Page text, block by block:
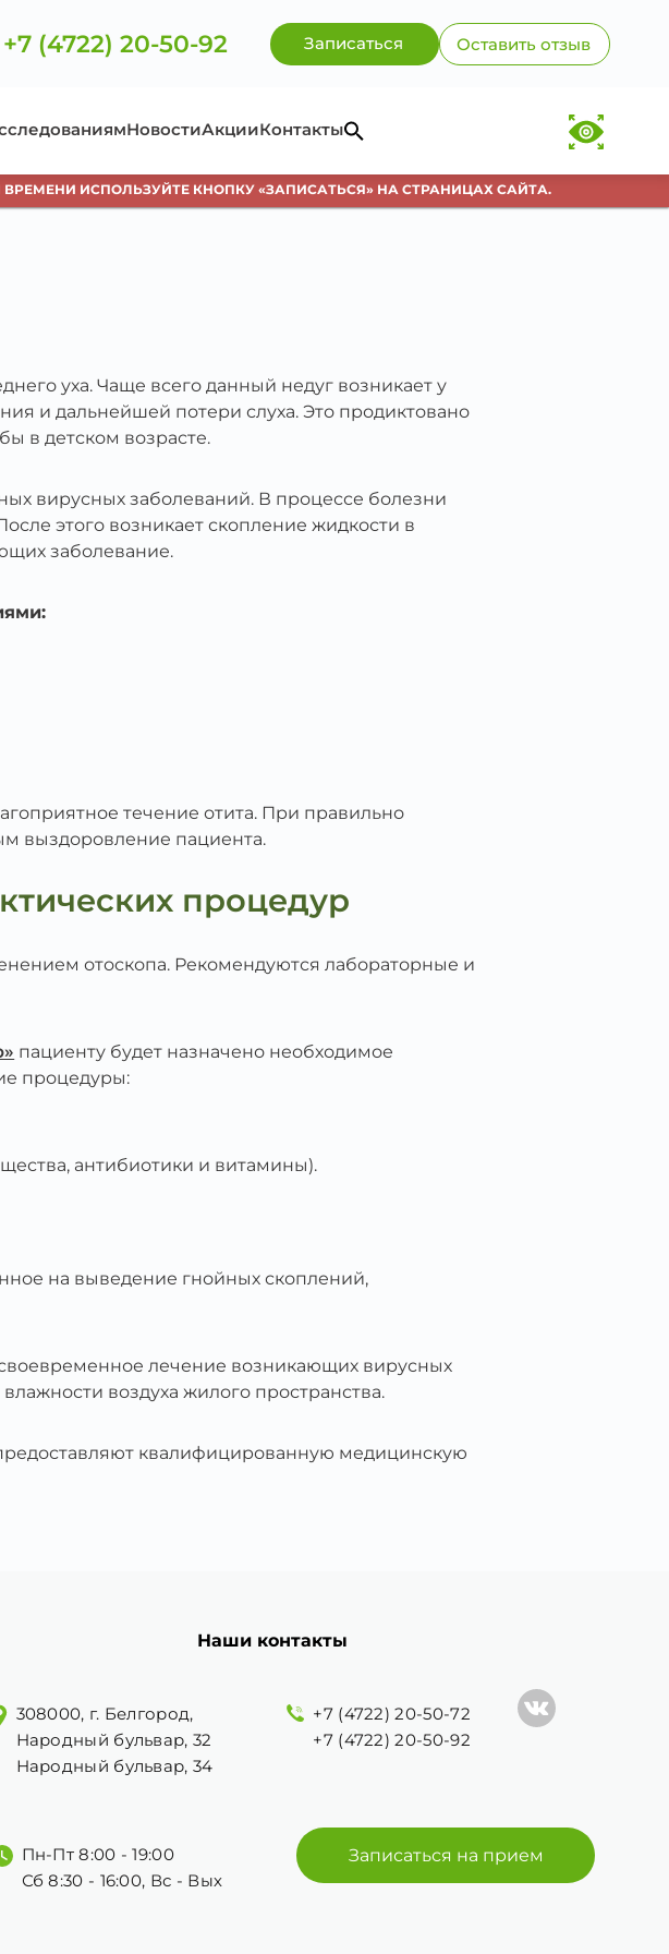
+7 (4722) 20-50-92 Записаться Оставить отзыв
НовостиАкцииКонтакты
ИСПОЛЬЗУЙТЕ КНОПКУ «ЗАПИСАТЬСЯ» НА СТРАНИЦАХ САЙТА.
уха. Чаще всего данный недуг возникает у
и дальнейшей потери слуха. Это продиктовано
в детском возрасте.
вирусных заболеваний. В процессе болезни
этого возникает скопление жидкости в
заболевание.
течение отита. При правильно
выздоровление пациента.
процедур
отоскопа. Рекомендуются лабораторные и
пациенту будет назначено необходимое
процедуры:
антибиотики и витамины).
на выведение гнойных скоплений,
лечение возникающих вирусных
воздуха жилого пространства.
квалифицированную медицинскую
Наши контакты
308000, г. Белгород,
Народный бульвар, 32
Народный бульвар, 34
Пн-Пт 8:00 - 19:00
Сб 8:30 - 16:00, Вс - Вых
+7 (4722) 20-50-72
+7 (4722) 20-50-92
Записаться на прием